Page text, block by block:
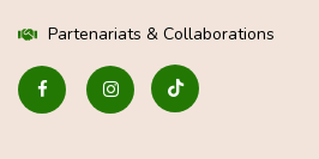
Partenariats & Collaborations